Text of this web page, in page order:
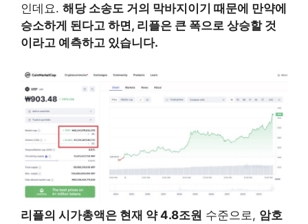
인데요. 해당 소송도 거의 막바지이기 때문에 만약에
승소하게 된다고 하면, 리플은 큰 폭으로 상승할 것
이라고 예측하고 있습니다.
리플의 시가총액은 현재 약 4.8조원 수준으로, 암호